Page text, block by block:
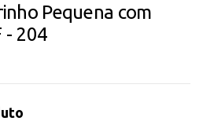
Pequena com
- 204